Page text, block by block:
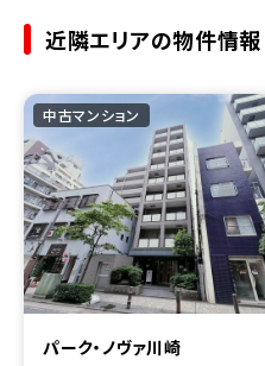
近隣エリアの物件情報
中古マンション
パーク・ノヴァ川崎